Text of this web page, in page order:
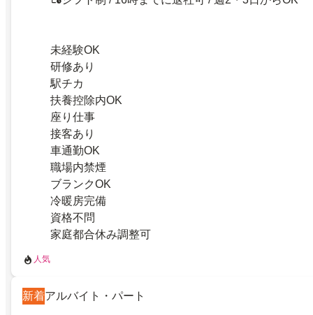
未経験OK
研修あり
駅チカ
扶養控除内OK
座り仕事
接客あり
車通勤OK
職場内禁煙
ブランクOK
冷暖房完備
資格不問
家庭都合休み調整可
人気
新着アルバイト・パート